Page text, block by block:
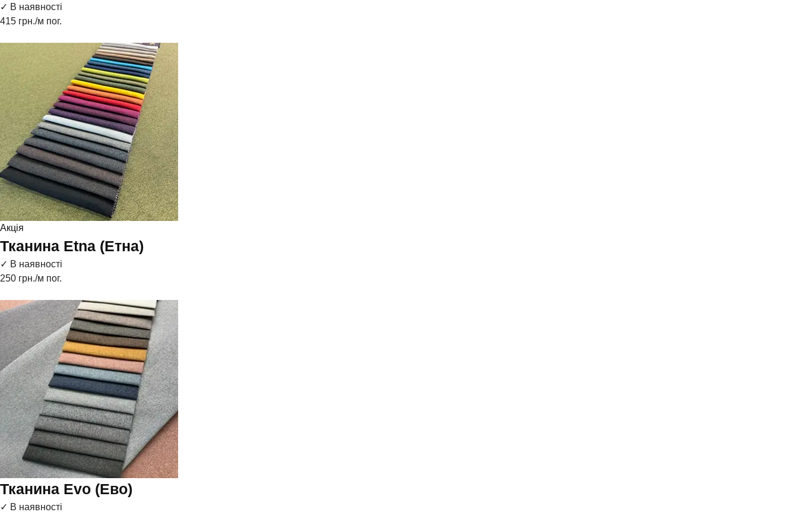
✓ В наявності
415 грн./м пог.
Акція
Тканина Etna (Етна)
✓ В наявності
250 грн./м пог.
Тканина Evo (Ево)
✓ В наявності